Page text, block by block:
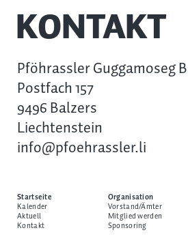
KONTAKT
Pföhrassler Guggamoseg
Postfach 157
9496 Balzers
Liechtenstein
info@pfoehrassler.li
Startseite
Kalender
Aktuell
Kontakt
Organisation
Vorstand/Ämter
Mitglied werden
Sponsoring